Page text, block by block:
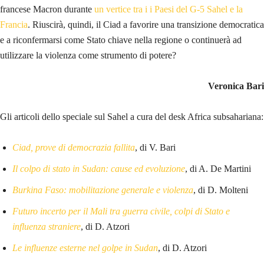
francese Macron durante un vertice tra i i Paesi del G-5 Sahel e la
Francia. Riuscirà, quindi, il Ciad a favorire una transizione democratica
e a riconfermarsi come Stato chiave nella regione o continuerà ad
utilizzare la violenza come strumento di potere?
Veronica Bari
Gli articoli dello speciale sul Sahel a cura del desk Africa subsahariana:
Ciad, prove di democrazia fallita, di V. Bari
Il colpo di stato in Sudan: cause ed evoluzione, di A. De Martini
Burkina Faso: mobilitazione generale e violenza, di D. Molteni
Futuro incerto per il Mali tra guerra civile, colpi di Stato e
influenza straniere, di D. Atzori
Le influenze esterne nel golpe in Sudan, di D. Atzori